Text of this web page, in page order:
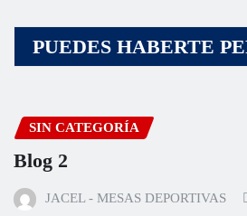
PUEDES HABERTE
SIN CATEGORÍA
Blog 2
JACEL - MESAS DEPORTIVAS